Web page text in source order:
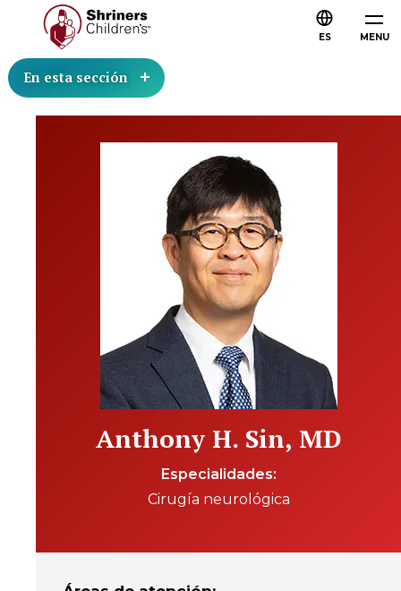
MENU
ES
En esta sección
Anthony H. Sin, MD
Especialidades
Cirugía neurológica